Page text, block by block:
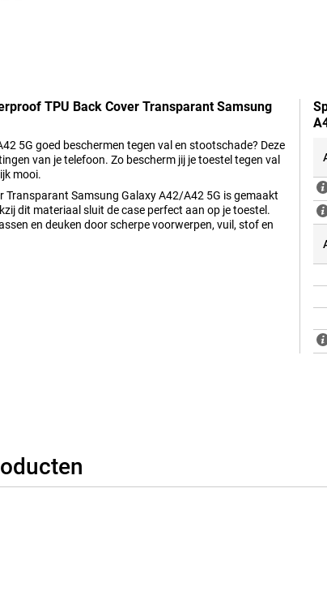
TPU Back Cover Transparant Samsung
5G goed beschermen tegen val en stootschade? Deze
van je telefoon. Zo bescherm jij je toestel tegen val
mooi.
Transparant Samsung Galaxy A42/A42 5G is gemaakt
dit materiaal sluit de case perfect aan op je toestel.
en deuken door scherpe voorwerpen, vuil, stof en